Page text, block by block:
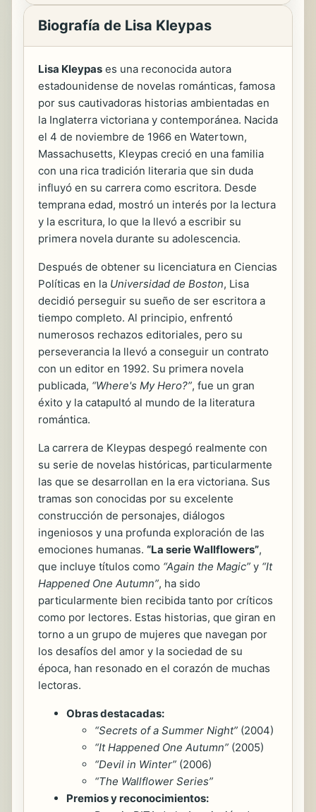
Biografía de Lisa Kleypas
Lisa Kleypas es una reconocida autora
estadounidense de novelas románticas, famosa
por sus cautivadoras historias ambientadas en
la Inglaterra victoriana y contemporánea. Nacida
el 4 de noviembre de 1966 en Watertown,
Massachusetts, Kleypas creció en una familia
con una rica tradición literaria que sin duda
influyó en su carrera como escritora. Desde
temprana edad, mostró un interés por la lectura
y la escritura, lo que la llevó a escribir su
primera novela durante su adolescencia.
Después de obtener su licenciatura en Ciencias
Políticas en la Universidad de Boston, Lisa
decidió perseguir su sueño de ser escritora a
tiempo completo. Al principio, enfrentó
numerosos rechazos editoriales, pero su
perseverancia la llevó a conseguir un contrato
con un editor en 1992. Su primera novela
publicada, “Where's My Hero?”, fue un gran
éxito y la catapultó al mundo de la literatura
romántica.
La carrera de Kleypas despegó realmente con
su serie de novelas históricas, particularmente
las que se desarrollan en la era victoriana. Sus
tramas son conocidas por su excelente
construcción de personajes, diálogos
ingeniosos y una profunda exploración de las
emociones humanas. “La serie Wallflowers”,
que incluye títulos como “Again the Magic” y “It
Happened One Autumn”, ha sido
particularmente bien recibida tanto por críticos
como por lectores. Estas historias, que giran en
torno a un grupo de mujeres que navegan por
los desafíos del amor y la sociedad de su
época, han resonado en el corazón de muchas
lectoras.
Obras destacadas:
“Secrets of a Summer Night” (2004)
“It Happened One Autumn” (2005)
“Devil in Winter” (2006)
“The Wallflower Series”
Premios y reconocimientos: